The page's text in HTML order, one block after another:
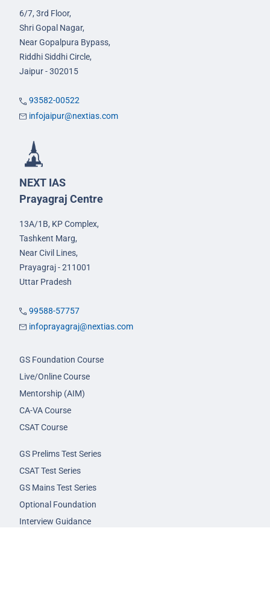
6/7, 3rd Floor,
Shri Gopal Nagar,
Near Gopalpura Bypass,
Riddhi Siddhi Circle,
Jaipur - 302015
93582-00522
infojaipur@nextias.com
NEXT IAS
Prayagraj Centre
13A/1B, KP Complex,
Tashkent Marg,
Near Civil Lines,
Prayagraj - 211001
Uttar Pradesh
99588-57757
infoprayagraj@nextias.com
GS Foundation Course
Live/Online Course
Mentorship (AIM)
CA-VA Course
CSAT Course
GS Prelims Test Series
CSAT Test Series
GS Mains Test Series
Optional Foundation
Interview Guidance